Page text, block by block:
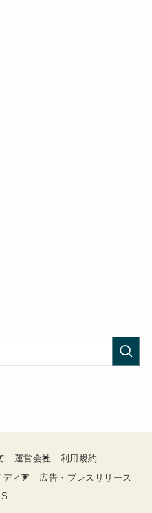
運営会社
利用規約
ィア
広告・プレスリリース